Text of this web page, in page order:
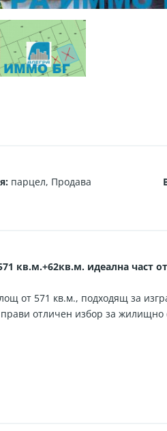
: парцел, Продава
кв.м.+62кв.м. идеална част
от 571 кв.м., подходящ за
отличен избор за жилищно